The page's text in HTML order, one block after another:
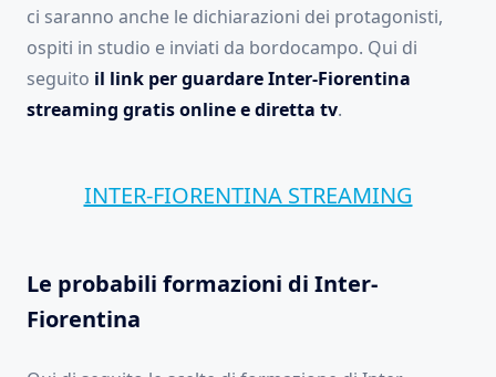
ci saranno anche le dichiarazioni dei protagonisti,
ospiti in studio e inviati da bordocampo. Qui di
seguito il link per guardare Inter-Fiorentina
streaming gratis online e diretta tv.
INTER-FIORENTINA STREAMING
Le probabili formazioni di Inter-
Fiorentina